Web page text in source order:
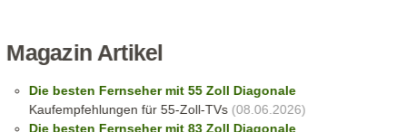
Magazin Artikel
Die besten Fernseher mit 55 Zoll Diagonale
Kaufempfehlungen für 55-Zoll-TVs(08.06.2026)
Die besten Fernseher mit 83 Zoll Diagonale